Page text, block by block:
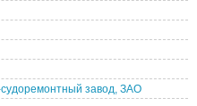
завод, ЗАО